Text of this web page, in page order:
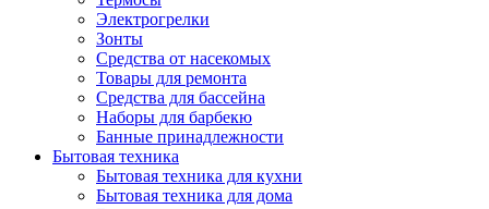
Электрогрелки
Зонты
Средства от насекомых
Товары для ремонта
Средства для бассейна
Наборы для барбекю
Банные принадлежности
Бытовая техника
Бытовая техника для кухни
Бытовая техника для дома